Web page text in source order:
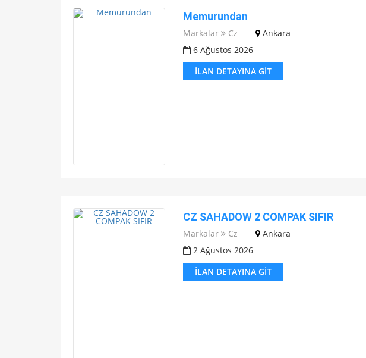
Memurundan
Markalar Cz
Ankara
6 Ağustos 2026
İLAN DETAYINA GIT
CZ SAHADOW 2 COMPAK SIFIR
Markalar Cz
Ankara
2 Ağustos 2026
İLAN DETAYINA GIT